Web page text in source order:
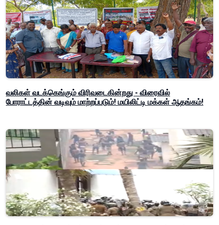
வலிகள் வடக்கெங்கும் விரிவடைகின்றது - விரைவில்
போராட்டத்தின் வடிவும் மாற்றப்படும்! மயிலிட்டி மக்கள் ஆதங்கம்!